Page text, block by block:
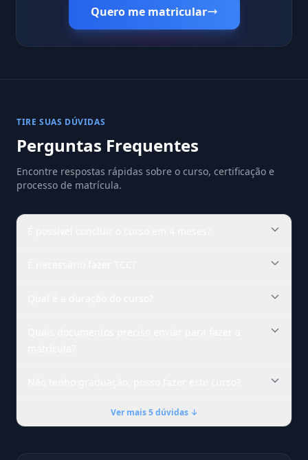
Quero me matricular
TIRE SUAS DÚVIDAS
Perguntas Frequentes
Encontre respostas rápidas sobre o curso, certificação e
processo de matrícula.
Ver mais 5 dúvidas ↓